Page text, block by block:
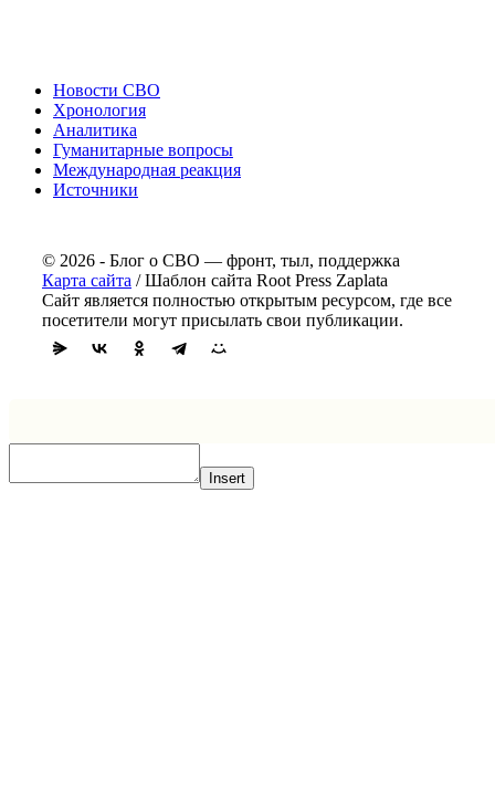
Новости СВО
Хронология
Аналитика
Гуманитарные вопросы
Международная реакция
Источники
© 2026 - Блог о СВО — фронт, тыл, поддержка
Карта сайта / Шаблон сайта Root Press Zaplata
Сайт является полностью открытым ресурсом, где все
посетители могут присылать свои публикации.
Insert